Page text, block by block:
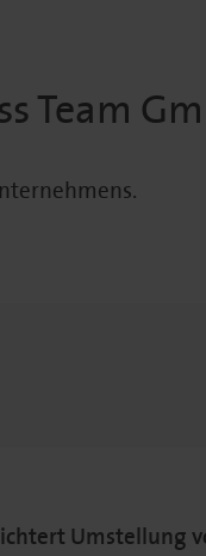
Team
Umstellung